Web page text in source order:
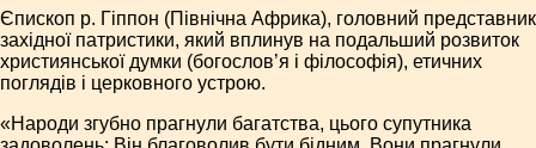
Єпископ р. Гіппон (Північна Африка), головний представник
західної патристики, який вплинув на подальший розвиток
християнської думки (богослов’я і філософія), етичних
поглядів і церковного устрою.
«Народи згубно прагнули багатства, цього супутника